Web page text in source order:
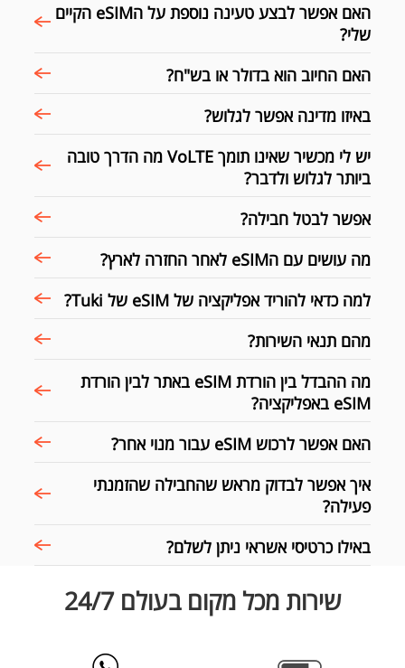
האם אפשר לבצע טעינה נוספת על הeSIM הקיים
שלי?
האם החיוב הוא בדולר או בש"ח?
באיזו מדינה אפשר לגלוש?
יש לי מכשיר שאינו תומך VoLTE מה הדרך טובה
ביותר לגלוש ולדבר?
אפשר לבטל חבילה?
מה עושים עם הeSIM לאחר החזרה לארץ?
למה כדאי להוריד אפליקציה של eSIM של Tuki?
מהם תנאי השירות?
מה ההבדל בין הורדת eSIM באתר לבין הורדת
eSIM באפליקציה?
האם אפשר לרכוש eSIM עבור מנוי אחר?
איך אפשר לבדוק מראש שהחבילה שהזמנתי
פעילה?
באילו כרטיסי אשראי ניתן לשלם?
שירות מכל מקום בעולם 24/7